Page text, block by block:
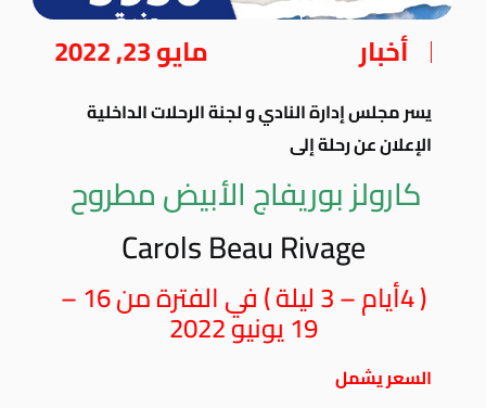
أخبار مايو 23, 2022
يسر مجلس إدارة النادي و لجنة الرحلات الداخلية
الإعلان عن رحلة إلى
كارولز بوريفاج الأبيض مطروح
Carols Beau Rivage
( 4أيام – 3 ليلة ) في الفترة من 16 –
19 يونيو 2022
السعر يشمل